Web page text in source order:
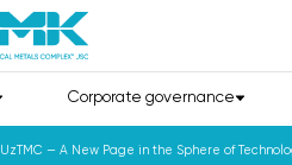
Corporate governance
UzTMC — A New Page in the Sphere of